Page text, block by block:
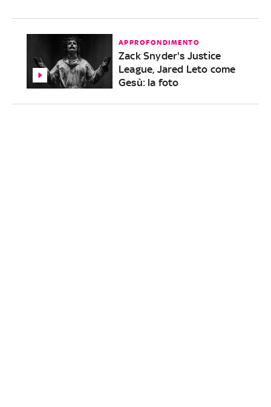
APPROFONDIMENTO
Zack Snyder's Justice
League, Jared Leto come
Gesù: la foto